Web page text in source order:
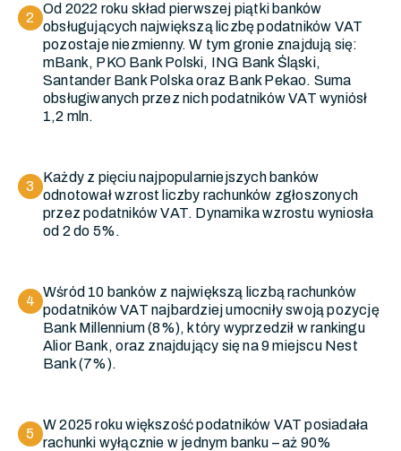
2
Od 2022 roku skład pierwszej piątki banków
obsługujących największą liczbę podatników VAT
pozostaje niezmienny. W tym gronie znajdują się:
mBank, PKO Bank Polski, ING Bank Śląski,
Santander Bank Polska oraz Bank Pekao. Suma
obsługiwanych przez nich podatników VAT wyniósł
1,2 mln.
3
Każdy z pięciu najpopularniejszych banków
odnotował wzrost liczby rachunków zgłoszonych
przez podatników VAT. Dynamika wzrostu wyniosła
od 2 do 5%.
4
Wśród 10 banków z największą liczbą rachunków
podatników VAT najbardziej umocniły swoją pozycję
Bank Millennium (8%), który wyprzedził w rankingu
Alior Bank, oraz znajdujący się na 9 miejscu Nest
Bank (7%).
5
W 2025 roku większość podatników VAT posiadała
rachunki wyłącznie w jednym banku – aż 90%